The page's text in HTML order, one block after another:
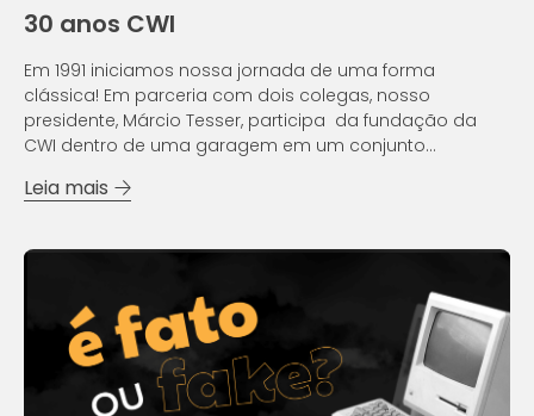
30 anos CWI
Em 1991 iniciamos nossa jornada de uma forma
clássica! Em parceria com dois colegas, nosso
presidente, Márcio Tesser, participa da fundação da
CWI dentro de uma garagem em um conjunto
para cá, a empresa vem passando por um...
Leia mais